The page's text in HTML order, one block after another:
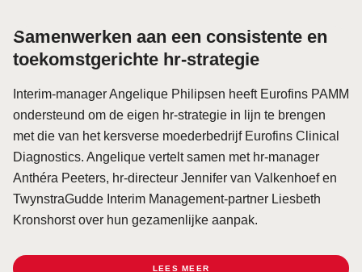
Samenwerken aan een consistente en
toekomstgerichte hr-strategie
Interim-manager Angelique Philipsen heeft Eurofins PAMM
ondersteund om de eigen hr-strategie in lijn te brengen
met die van het kersverse moederbedrijf Eurofins Clinical
Diagnostics. Angelique vertelt samen met hr-manager
Anthéra Peeters, hr-directeur Jennifer van Valkenhoef en
TwynstraGudde Interim Management-partner Liesbeth
Kronshorst over hun gezamenlijke aanpak.
LEES MEER